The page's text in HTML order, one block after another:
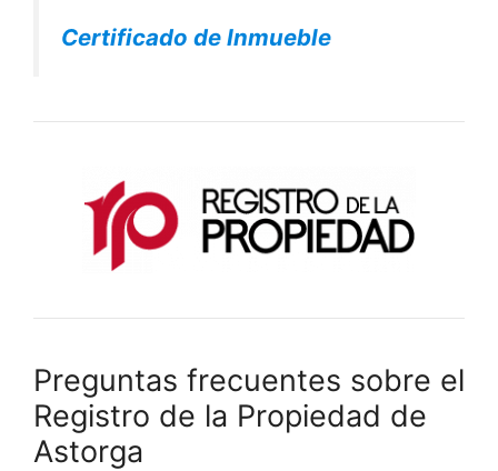
Certificado de Inmueble
Preguntas frecuentes sobre el
Registro de la Propiedad de
Astorga